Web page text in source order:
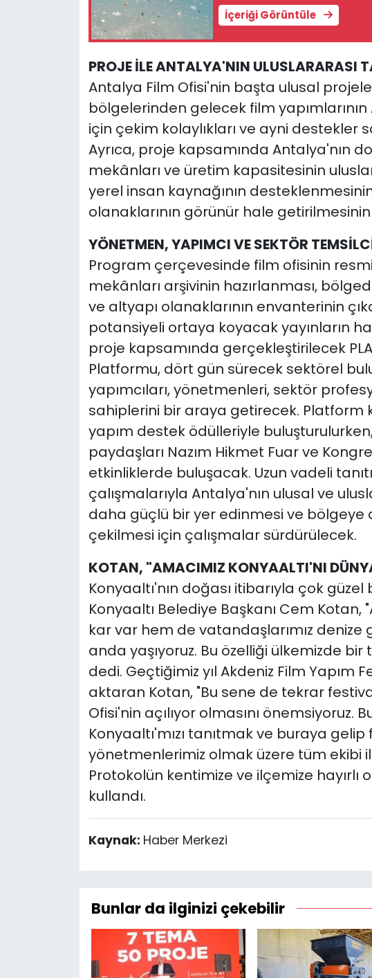
İçeriği Görüntüle
PROJE İLE ANTALYA'NIN ULUSLARARASI
Antalya Film Ofisi'nin başta ulusal
bölgelerinden gelecek film
için çekim kolaylıkları ve ayni destekler
Ayrıca, proje kapsamında Antalya'nın
mekânları ve üretim kapasitesinin
yerel insan kaynağının
olanaklarının görünür hale
YÖNETMEN, YAPIMCI VE SEKTÖR
Program çerçevesinde film ofisinin
mekânları arşivinin hazırlanması,
ve altyapı olanaklarının envanterinin
potansiyeli ortaya koyacak yayınların
proje kapsamında gerçekleştirilecek
Platformu, dört gün sürecek sektörel
yapımcıları, yönetmenleri, sektör
sahiplerini bir araya getirecek. Platform
yapım destek ödülleriyle
paydaşları Nazım Hikmet Fuar ve
etkinliklerde buluşacak. Uzun vadeli
çalışmalarıyla Antalya'nın ulusal ve
daha güçlü bir yer edinmesi ve bölgeye
çekilmesi için çalışmalar sürdürülecek.
KOTAN, "AMACIMIZ KONYAALTI'NI
Konyaaltı'nın doğası itibarıyla çok
Konyaaltı Belediye Başkanı Cem Kotan,
kar var hem de vatandaşlarımız denize
anda yaşıyoruz. Bu özelliği ülkemizde
dedi. Geçtiğimiz yıl Akdeniz Film Yapım
aktaran Kotan, "Bu sene de tekrar
Ofisi'nin açılıyor olmasını önemsiyoruz.
Konyaaltı'mızı tanıtmak ve buraya
yönetmenlerimiz olmak üzere tüm ekibi
Protokolün kentimize ve ilçemize hayırlı
kullandı.
Kaynak: Haber Merkezi
Bunlar da ilginizi çekebilir